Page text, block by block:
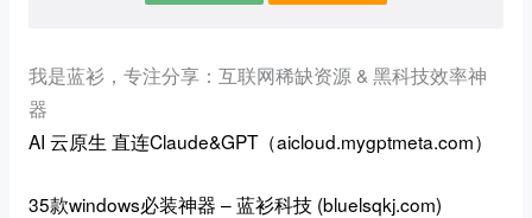
我是蓝衫，专注分享：互联网稀缺资源 & 黑科技效率神
器
AI 云原生 直连Claude&GPT（aicloud.mygptmeta.com）
35款windows必装神器 – 蓝衫科技 (bluelsqkj.com)